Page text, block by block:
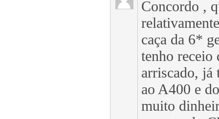
Concordo ,
caça da 6*
tenho receio
arriscado, já
ao A400 e
muito